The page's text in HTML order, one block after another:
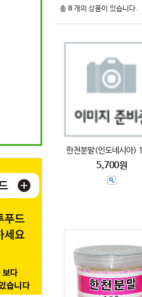
총 8 개의 상품이 있습니다.
한천분말(인도네시아)
5,700원